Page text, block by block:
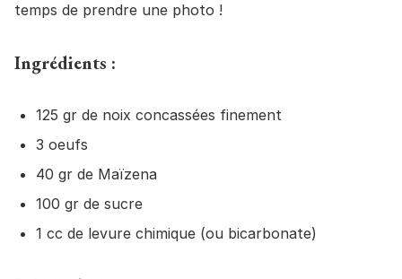
temps de prendre une photo !
Ingrédients :
125 gr de noix concassées finement
3 oeufs
40 gr de Maïzena
100 gr de sucre
1 cc de levure chimique (ou bicarbonate)